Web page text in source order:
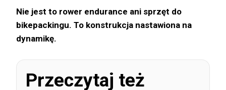
Nie jest to rower endurance ani sprzęt do
bikepackingu. To konstrukcja nastawiona na
dynamikę.
Przeczytaj też